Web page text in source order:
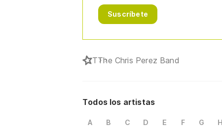
Suscríbete
TThe Chris Perez Band
Todos los artistas
A B C D E F G H